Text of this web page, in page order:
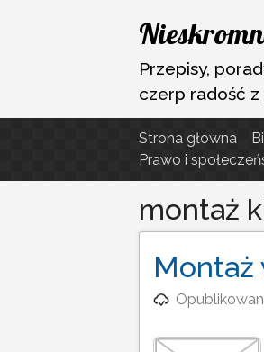
Przejdź
do
treści
Przepisy,
czerp radość
Strona główna
Prawo i
montaż
Montaż